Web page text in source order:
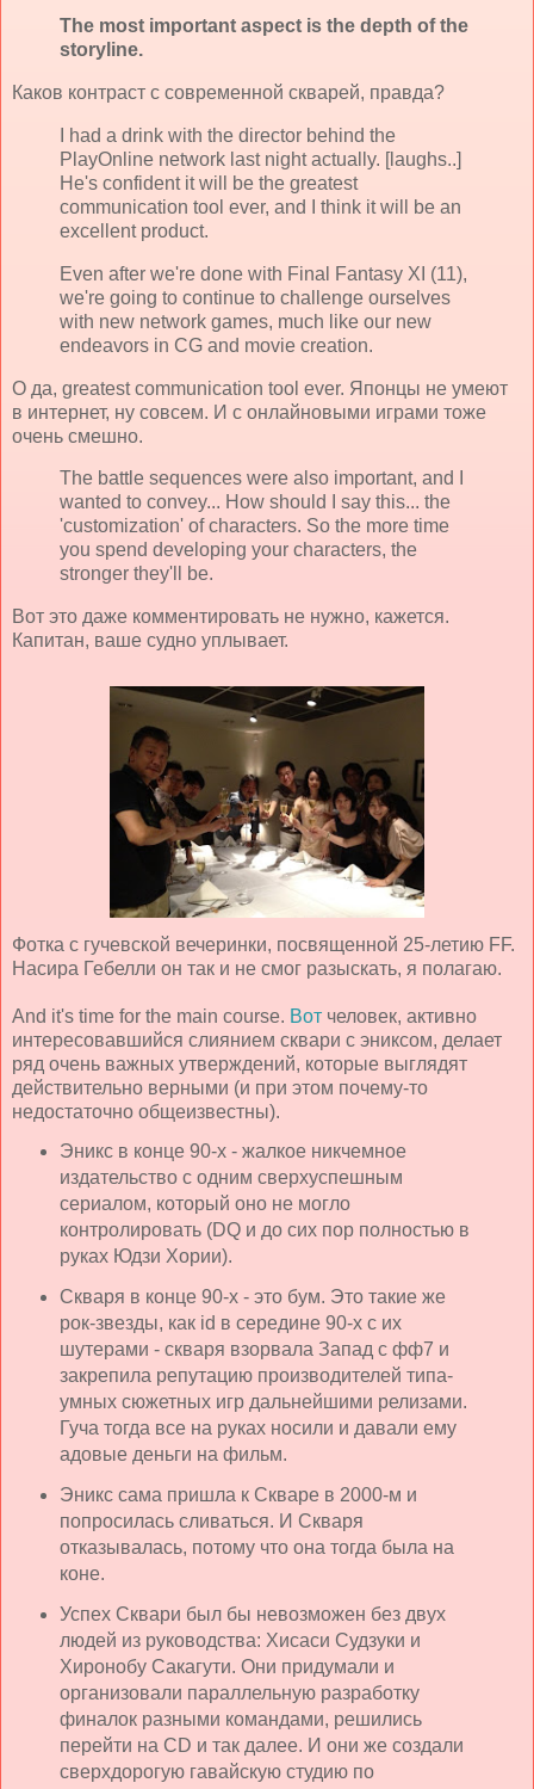
The most important aspect is the depth of the
storyline.
Каков контраст с современной скварей, правда?
I had a drink with the director behind the
PlayOnline network last night actually. [laughs..]
He's confident it will be the greatest
communication tool ever, and I think it will be an
excellent product.
Even after we're done with Final Fantasy XI (11),
we're going to continue to challenge ourselves
with new network games, much like our new
endeavors in CG and movie creation.
О да, greatest communication tool ever. Японцы не умеют
в интернет, ну совсем. И с онлайновыми играми тоже
очень смешно.
The battle sequences were also important, and I
wanted to convey... How should I say this... the
'customization' of characters. So the more time
you spend developing your characters, the
stronger they'll be.
Вот это даже комментировать не нужно, кажется.
Капитан, ваше судно уплывает.
Фотка с гучевской вечеринки, посвященной 25-летию FF.
Насира Гебелли он так и не смог разыскать, я полагаю.
And it's time for the main course. Вот человек, активно
интересовавшийся слиянием сквари с эниксом, делает
ряд очень важных утверждений, которые выглядят
действительно верными (и при этом почему-то
недостаточно общеизвестны).
Эникс в конце 90-х - жалкое никчемное
издательство с одним сверхуспешным
сериалом, который оно не могло
контролировать (DQ и до сих пор полностью в
руках Юдзи Хории).
Скваря в конце 90-х - это бум. Это такие же
рок-звезды, как id в середине 90-х с их
шутерами - скваря взорвала Запад с фф7 и
закрепила репутацию производителей типа-
умных сюжетных игр дальнейшими релизами.
Гуча тогда все на руках носили и давали ему
адовые деньги на фильм.
Эникс сама пришла к Скваре в 2000-м и
попросилась сливаться. И Скваря
отказывалась, потому что она тогда была на
коне.
Успех Сквари был бы невозможен без двух
людей из руководства: Хисаси Судзуки и
Хиронобу Сакагути. Они придумали и
организовали параллельную разработку
финалок разными командами, решились
перейти на CD и так далее. И они же создали
сверхдорогую гавайскую студию по